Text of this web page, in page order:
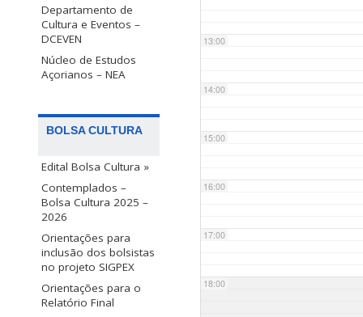
Departamento de
Cultura e Eventos –
DCEVEN
Núcleo de Estudos
Açorianos – NEA
BOLSA CULTURA
Edital Bolsa Cultura »
Contemplados –
Bolsa Cultura 2025 –
2026
Orientações para
inclusão dos bolsistas
no projeto SIGPEX
Orientações para o
Relatório Final
13:00
14:00
15:00
16:00
17:00
18:00